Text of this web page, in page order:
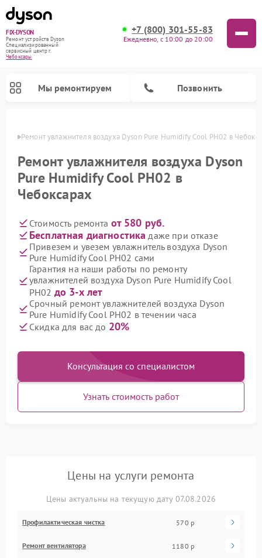
FIX-DYSON
Ремонт устройств Dyson
Специализированный
cервисный центр г.
Чебоксары
+7 (800) 301-55-83
Ежедневно, с 10:00 до 20:00
Мы ремонтируем Позвонить
Ремонт увлажнителя воздуха Dyson Pure Humidify Cool PH02 в
Ремонт увлажнителя воздуха Dyson
Pure Humidify Cool PH02 в
Чебоксарах
Стоимость ремонта от 580 руб.
Бесплатная диагностика даже при отказе
Привезем и увезем увлажнитель воздуха Dyson
Pure Humidify Cool PH02 сами
Гарантия на наши работы по ремонту
увлажнителей воздуха Dyson Pure Humidify Cool
PH02 до 3-х лет
Срочный ремонт увлажнителей воздуха Dyson
Pure Humidify Cool PH02 в течении часа
Скидка для вас до 20%
Консультация со специалистом
Узнать стоимость работ
Цены на услуги ремонта
Цены актуальны на текущую дату 07.08.2026
Профилактическая чистка 570 р
Ремонт вентилятора 1180 р